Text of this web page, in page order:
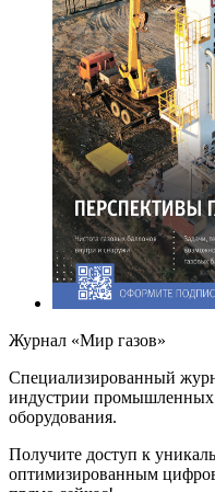
Журнал «Мир газов»
Cпециализированный
индустрии промышленных
оборудования.
Получите доступ к
оптимизированным